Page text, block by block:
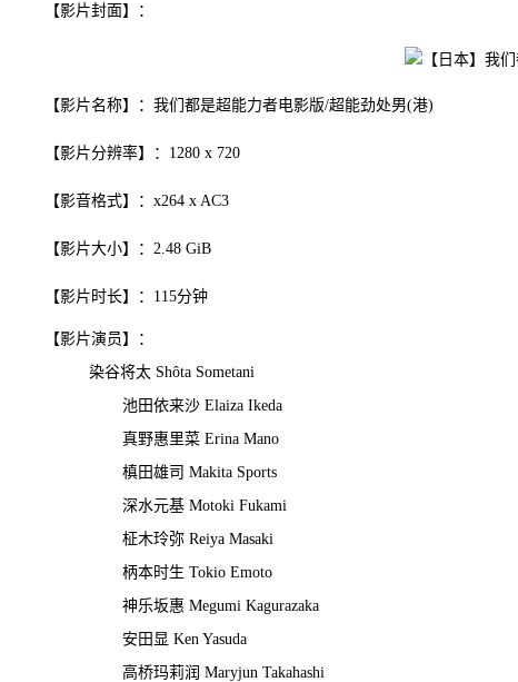
【影片封面】：
【影片名称】：我们都是超能力者电影版/超能劲处男(港)
【影片分辨率】：1280 x 720
【影音格式】：x264 x AC3
【影片大小】：2.48 GiB
【影片时长】：115分钟
【影片演员】：
染谷将太 Shôta Sometani
池田依来沙 Elaiza Ikeda
真野惠里菜 Erina Mano
槙田雄司 Makita Sports
深水元基 Motoki Fukami
柾木玲弥 Reiya Masaki
柄本时生 Tokio Emoto
神乐坂惠 Megumi Kagurazaka
安田显 Ken Yasuda
高桥玛莉润 Maryjun Takahashi